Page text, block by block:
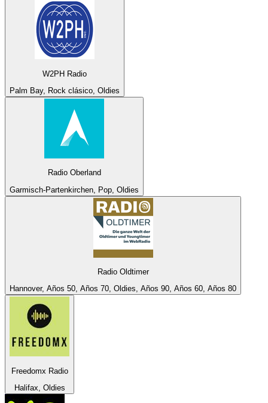
W2PH Radio
Palm Bay, Rock clásico, Oldies
Radio Oberland
Garmisch-Partenkirchen, Pop, Oldies
Radio Oldtimer
Hannover, Años 50, Años 70, Oldies, Años 90, Años 60, Años 80
Freedomx Radio
Halifax, Oldies